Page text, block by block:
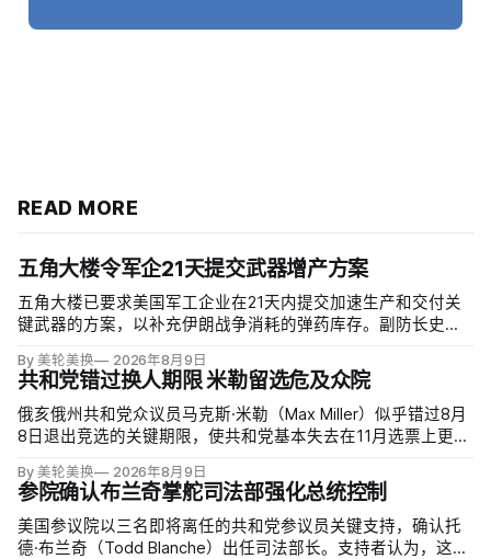
READ MORE
五角大楼令军企21天提交武器增产方案
五角大楼已要求美国军工企业在21天内提交加速生产和交付关
键武器的方案，以补充伊朗战争消耗的弹药库存。副防长史蒂
可接受，必须立即扩大产能；
By 美轮美换 2026年8月9日
共和党错过换人期限 米勒留选危及众院
俄亥俄州共和党众议员马克斯·米勒（Max Miller）似乎错过8月
8日退出竞选的关键期限，使共和党基本失去在11月选票上更换
Moreno）指控家暴并予以否认，众院道德委员会同时调查他是
否涉及家庭暴力、虐待或非法用药。
By 美轮美换 2026年8月9日
参院确认布兰奇掌舵司法部强化总统控制
美国参议院以三名即将离任的共和党参议员关键支持，确认托
德·布兰奇（Todd Blanche）出任司法部长。支持者认为，这位